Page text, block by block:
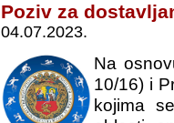
Poziv za
04.07.2023.
Na
10/16) i
kojima